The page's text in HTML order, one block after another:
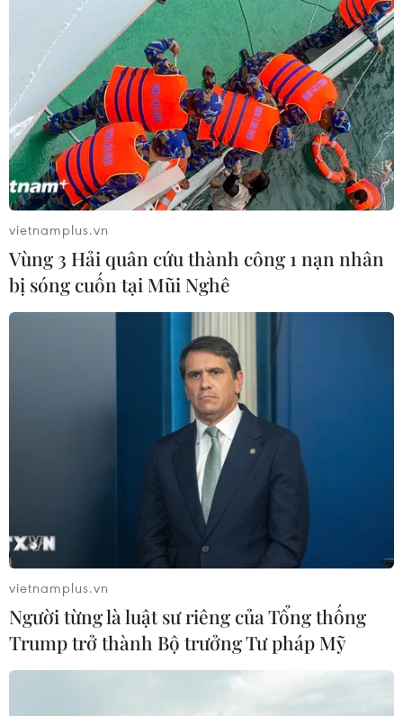
vietnamplus.vn
Vùng 3 Hải quân cứu thành công 1 nạn nhân
bị sóng cuốn tại Mũi Nghê
vietnamplus.vn
Người từng là luật sư riêng của Tổng thống
Trump trở thành Bộ trưởng Tư pháp Mỹ